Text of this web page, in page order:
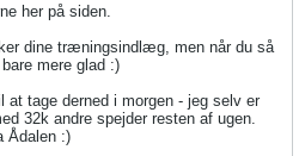
her på siden.
dine træningsindlæg, men når du så
mere glad :)
at tage derned i morgen - jeg selv er
32k andre spejder resten af ugen.
Ådalen :)